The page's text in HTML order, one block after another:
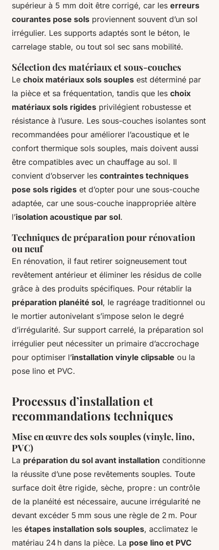
supérieur à 5 mm doit être corrigé, car les erreurs
courantes pose sols proviennent souvent d’un sol
irrégulier. Les supports adaptés sont le béton, le
carrelage stable, ou tout sol sec sans mobilité.
Sélection des matériaux et sous-couches
Le choix matériaux sols souples est déterminé par
la pièce et sa fréquentation, tandis que les choix
matériaux sols rigides privilégient robustesse et
résistance à l’usure. Les sous-couches isolantes sont
recommandées pour améliorer l’acoustique et le
confort thermique sols souples, mais doivent aussi
être compatibles avec un chauffage au sol. Il
convient d’observer les contraintes techniques
pose sols rigides et d’opter pour une sous-couche
adaptée, car une sous-couche inappropriée altère
l’isolation acoustique par sol.
Techniques de préparation pour rénovation
ou neuf
En rénovation, il faut retirer soigneusement tout
revêtement antérieur et éliminer les résidus de colle
grâce à des produits spécifiques. Pour rétablir la
préparation planéité sol, le ragréage traditionnel ou
le mortier autonivelant s’impose selon le degré
d’irrégularité. Sur support carrelé, la préparation sol
irrégulier peut nécessiter un primaire d’accrochage
pour optimiser l’installation vinyle clipsable ou la
pose lino et PVC.
Processus d’installation et
recommandations techniques
Mise en œuvre des sols souples (vinyle, lino,
PVC)
La préparation du sol avant installation conditionne
la réussite d’une pose revêtements souples. Toute
surface doit être rigide, sèche, propre : un contrôle
de la planéité est nécessaire, aucune irrégularité ne
devant excéder 5 mm sous une règle de 2 m. Pour
les étapes installation sols souples, acclimatez le
matériau 24 h dans la pièce. La pose lino et PVC